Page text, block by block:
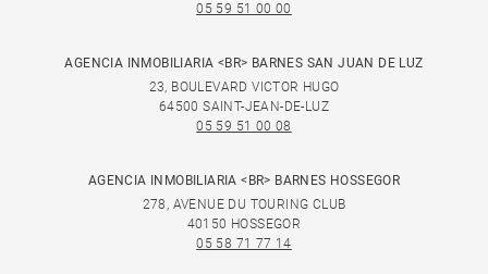
05 59 51 00 00
AGENCIA INMOBILIARIA <BR> BARNES SAN JUAN DE LUZ
23, BOULEVARD VICTOR HUGO
64500 SAINT-JEAN-DE-LUZ
05 59 51 00 08
AGENCIA INMOBILIARIA <BR> BARNES HOSSEGOR
278, AVENUE DU TOURING CLUB
40150 HOSSEGOR
05 58 71 77 14